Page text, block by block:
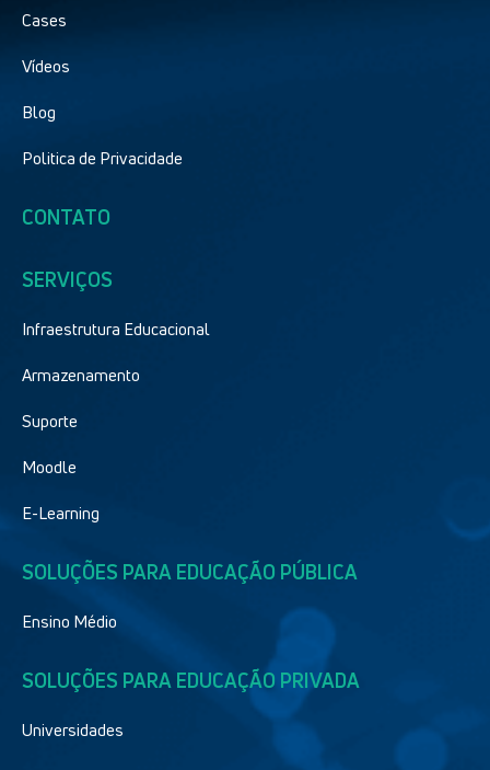
Cases
Vídeos
Blog
Politica de Privacidade
CONTATO
SERVIÇOS
Infraestrutura Educacional
Armazenamento
Suporte
Moodle
E-Learning
SOLUÇÕES PARA EDUCAÇÃO PÚBLICA
Ensino Médio
SOLUÇÕES PARA EDUCAÇÃO PRIVADA
Universidades